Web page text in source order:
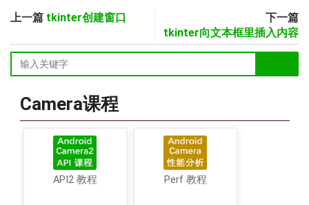
上一篇 tkinter创建窗口
下一篇
tkinter向文本框里插入内容
Camera课程
API2 教程 Perf 教程